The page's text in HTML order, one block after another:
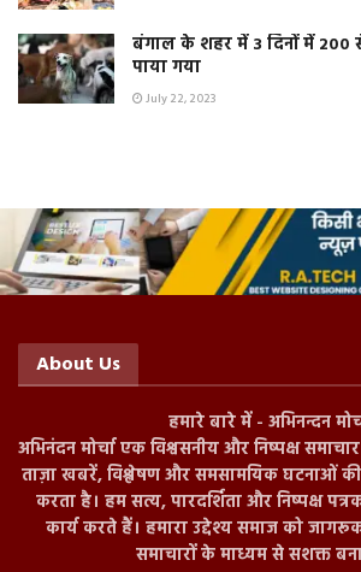
बंगाल के शहर में 3 दिनों में 200
पाया गया
July 22, 2023
About Us
हमारे बारे में - अभिनन्दन
अभिनंदन मोर्चा एक विश्वसनीय और निष्पक्ष
ताज़ा खबरें, विश्लेषण और समसामयिक घटनाओं की
करता है। हम सत्य, पारदर्शिता और निष्पक्ष
कार्य करते हैं। हमारा उद्देश्य समाज को
समाचारों के माध्यम से सशक्त